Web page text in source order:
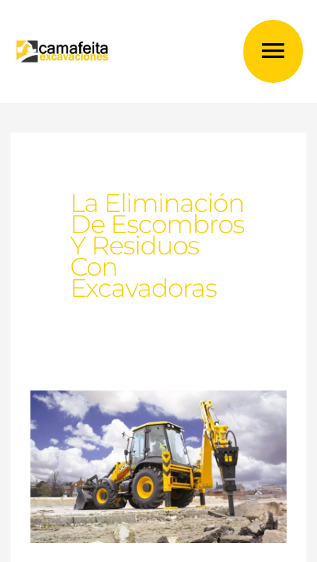
contenido
La Eliminación
De Escombros
Y Residuos
Con
Excavadoras
Picado
y
demolición
de
revestimientos
y
pavimentos.
La